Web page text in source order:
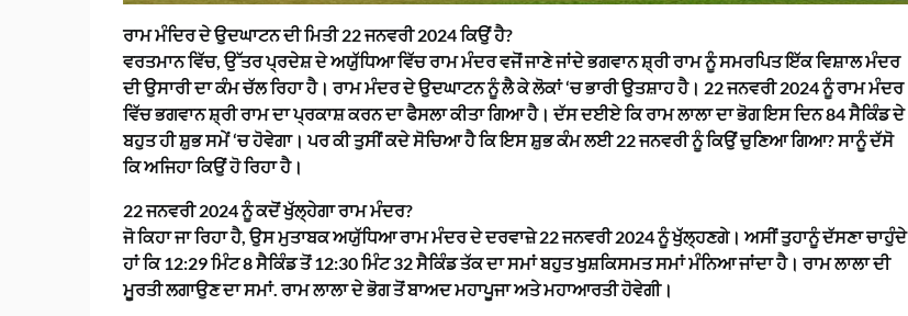
ਰਾਮਮੰਦਿਰ ਦੇ ਉਦਘਾਟਨ ਦੀ ਮਿਤੀ 22 ਜਨਵਰੀ 2024 ਕਿਉਂ ਹੈ?
ਵਰਤਮਾਨ ਵਿੱਚ, ਉੱਤਰ ਪ੍ਰਦੇਸ਼ ਦੇ ਅਯੁੱਧਿਆ ਵਿੱਚ ਰਾਮ ਮੰਦਰ ਵਜੋਂ ਜਾਣੇ ਜਾਂਦੇ ਭਗਵਾਨ ਸ਼੍ਰੀ ਰਾਮ ਨੂੰ ਸਮਰਪਿਤ ਇੱਕ ਵਿਸ਼ਾਲ ਮੰਦਰ
ਦੀ ਉਸਾਰੀ ਦਾ ਕੰਮ ਚੱਲ ਰਿਹਾ ਹੈ। ਰਾਮ ਮੰਦਰ ਦੇ ਉਦਘਾਟਨ ਨੂੰ ਲੈ ਕੇ ਲੋਕਾਂ ‘ਚ ਭਾਰੀ ਉਤਸ਼ਾਹ ਹੈ। 22 ਜਨਵਰੀ 2024 ਨੂੰ ਰਾਮ ਮੰਦਰ
ਵਿੱਚ ਭਗਵਾਨ ਸ਼੍ਰੀ ਰਾਮ ਦਾ ਪ੍ਰਕਾਸ਼ ਕਰਨ ਦਾ ਫੈਸਲਾ ਕੀਤਾ ਗਿਆ ਹੈ। ਦੱਸ ਦਈਏ ਕਿ ਰਾਮ ਲਾਲਾ ਦਾ ਭੋਗ ਇਸ ਦਿਨ 84 ਸੈਕਿੰਡ ਦੇ
ਬਹੁਤ ਹੀ ਸ਼ੁਭ ਸਮੇਂ ‘ਚ ਹੋਵੇਗਾ। ਪਰ ਕੀ ਤੁਸੀਂ ਕਦੇ ਸੋਚਿਆ ਹੈ ਕਿ ਇਸ ਸ਼ੁਭ ਕੰਮ ਲਈ 22 ਜਨਵਰੀ ਨੂੰ ਕਿਉਂ ਚੁਣਿਆ ਗਿਆ? ਸਾਨੂੰ ਦੱਸੋ
ਕਿ ਅਜਿਹਾ ਕਿਉਂ ਹੋ ਰਿਹਾ ਹੈ।
22 ਜਨਵਰੀ 2024 ਨੂੰ ਕਦੋਂ ਖੁੱਲ੍ਹੇਗਾ ਰਾਮ ਮੰਦਰ?
ਜੋ ਕਿਹਾ ਜਾ ਰਿਹਾ ਹੈ, ਉਸ ਮੁਤਾਬਕ ਅਯੁੱਧਿਆ ਰਾਮ ਮੰਦਰ ਦੇ ਦਰਵਾਜ਼ੇ 22 ਜਨਵਰੀ 2024 ਨੂੰ ਖੁੱਲ੍ਹਣਗੇ। ਅਸੀਂ ਤੁਹਾਨੂੰ ਦੱਸਣਾ ਚਾਹੁੰਦੇ
ਹਾਂ ਕਿ 12:29 ਮਿੰਟ 8 ਸੈਕਿੰਡ ਤੋਂ 12:30 ਮਿੰਟ 32 ਸੈਕਿੰਡ ਤੱਕ ਦਾ ਸਮਾਂ ਬਹੁਤ ਖੁਸ਼ਕਿਸਮਤ ਸਮਾਂ ਮੰਨਿਆ ਜਾਂਦਾ ਹੈ। ਰਾਮ ਲਾਲਾ ਦੀ
ਮੂਰਤੀ ਲਗਾਉਣ ਦਾ ਸਮਾਂ. ਰਾਮ ਲਾਲਾ ਦੇ ਭੋਗ ਤੋਂ ਬਾਅਦ ਮਹਾਪੂਜਾ ਅਤੇ ਮਹਾਆਰਤੀ ਹੋਵੇਗੀ।